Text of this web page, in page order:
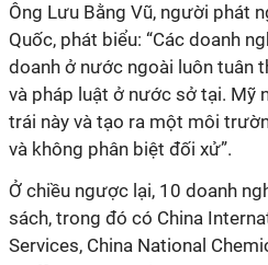
Ông Lưu Bằng Vũ, người phát
Quốc, phát biểu: “Các doanh
doanh ở nước ngoài luôn tuân
và pháp luật ở nước sở tại. Mỹ
trái này và tạo ra một môi
và không phân biệt đối xử”.
Ở chiều ngược lại, 10 doanh
sách, trong đó có China
Services, China National